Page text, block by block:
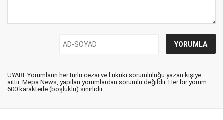
UYARI: Yorumların her türlü cezai ve hukuki sorumluluğu yazan kişiye
aittir. Mepa News, yapılan yorumlardan sorumlu değildir. Her bir yorum
600 karakterle (boşluklu) sınırlıdır.